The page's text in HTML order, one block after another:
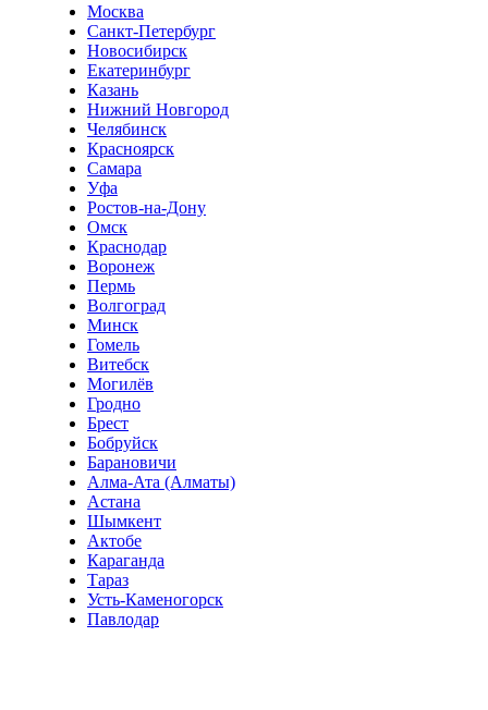
Москва
Санкт-Петербург
Новосибирск
Екатеринбург
Казань
Нижний Новгород
Челябинск
Красноярск
Самара
Уфа
Ростов-на-Дону
Омск
Краснодар
Воронеж
Пермь
Волгоград
Минск
Гомель
Витебск
Могилёв
Гродно
Брест
Бобруйск
Барановичи
Алма-Ата (Алматы)
Астана
Шымкент
Актобе
Караганда
Тараз
Усть-Каменогорск
Павлодар